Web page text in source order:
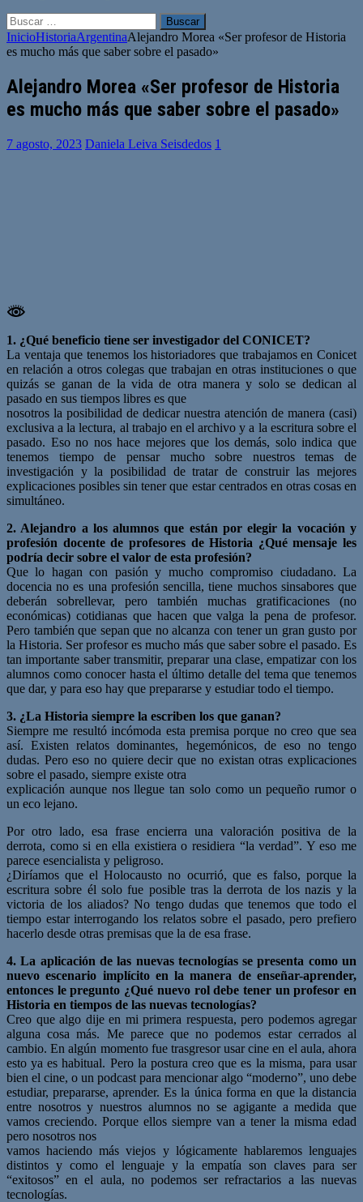
Buscar:
InicioHistoriaArgentinaAlejandro Morea «Ser profesor de Historia
es mucho más que saber sobre el pasado»
Alejandro Morea «Ser profesor de Historia
es mucho más que saber sobre el pasado»
7 agosto, 2023 Daniela Leiva Seisdedos 1
1. ¿Qué beneficio tiene ser investigador del CONICET?
La ventaja que tenemos los historiadores que trabajamos en Conicet
en relación a otros colegas que trabajan en otras instituciones o que
quizás se ganan de la vida de otra manera y solo se dedican al
pasado en sus tiempos libres es que
nosotros la posibilidad de dedicar nuestra atención de manera (casi)
exclusiva a la lectura, al trabajo en el archivo y a la escritura sobre el
pasado. Eso no nos hace mejores que los demás, solo indica que
tenemos tiempo de pensar mucho sobre nuestros temas de
investigación y la posibilidad de tratar de construir las mejores
explicaciones posibles sin tener que estar centrados en otras cosas en
simultáneo.
2. Alejandro a los alumnos que están por elegir la vocación y
profesión docente de profesores de Historia ¿Qué mensaje les
podría decir sobre el valor de esta profesión?
Que lo hagan con pasión y mucho compromiso ciudadano. La
docencia no es una profesión sencilla, tiene muchos sinsabores que
deberán sobrellevar, pero también muchas gratificaciones (no
económicas) cotidianas que hacen que valga la pena de profesor.
Pero también que sepan que no alcanza con tener un gran gusto por
la Historia. Ser profesor es mucho más que saber sobre el pasado. Es
tan importante saber transmitir, preparar una clase, empatizar con los
alumnos como conocer hasta el último detalle del tema que tenemos
que dar, y para eso hay que prepararse y estudiar todo el tiempo.
3. ¿La Historia siempre la escriben los que ganan?
Siempre me resultó incómoda esta premisa porque no creo que sea
así. Existen relatos dominantes, hegemónicos, de eso no tengo
dudas. Pero eso no quiere decir que no existan otras explicaciones
sobre el pasado, siempre existe otra
explicación aunque nos llegue tan solo como un pequeño rumor o
un eco lejano.
Por otro lado, esa frase encierra una valoración positiva de la
derrota, como si en ella existiera o residiera “la verdad”. Y eso me
parece esencialista y peligroso.
¿Diríamos que el Holocausto no ocurrió, que es falso, porque la
escritura sobre él solo fue posible tras la derrota de los nazis y la
victoria de los aliados? No tengo dudas que tenemos que todo el
tiempo estar interrogando los relatos sobre el pasado, pero prefiero
hacerlo desde otras premisas que la de esa frase.
4. La aplicación de las nuevas tecnologías se presenta como un
nuevo escenario implícito en la manera de enseñar-aprender,
entonces le pregunto ¿Qué nuevo rol debe tener un profesor en
Historia en tiempos de las nuevas tecnologías?
Creo que algo dije en mi primera respuesta, pero podemos agregar
alguna cosa más. Me parece que no podemos estar cerrados al
cambio. En algún momento fue trasgresor usar cine en el aula, ahora
esto ya es habitual. Pero la postura creo que es la misma, para usar
bien el cine, o un podcast para mencionar algo “moderno”, uno debe
estudiar, prepararse, aprender. Es la única forma en que la distancia
entre nosotros y nuestros alumnos no se agigante a medida que
vamos creciendo. Porque ellos siempre van a tener la misma edad
pero nosotros nos
vamos haciendo más viejos y lógicamente hablaremos lenguajes
distintos y como el lenguaje y la empatía son claves para ser
“exitosos” en el aula, no podemos ser refractarios a las nuevas
tecnologías.